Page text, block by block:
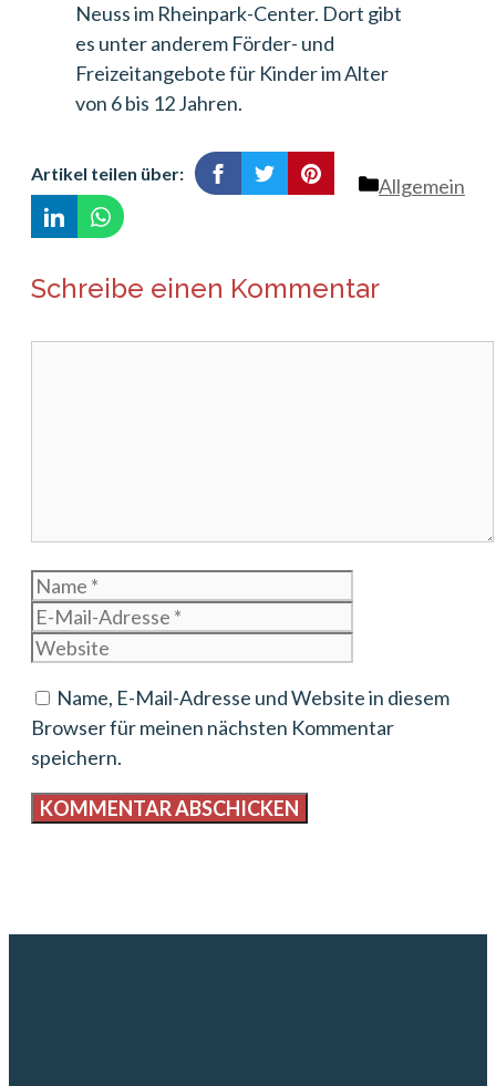
Neuss im Rheinpark-Center. Dort gibt
es unter anderem Förder- und
Freizeitangebote für Kinder im Alter
von 6 bis 12 Jahren.
Kategorien
Allgemein
Artikel teilen über:
Schreibe einen Kommentar
Name
Name, E-Mail-Adresse und Website in diesem
Browser für meinen nächsten Kommentar
speichern.